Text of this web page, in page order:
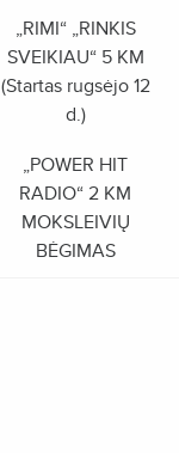
„RIMI“ „RINKIS
SVEIKIAU“ 5 KM
(Startas rugsėjo 12
d.)
„POWER HIT
RADIO“ 2 KM
MOKSLEIVIŲ
BĖGIMAS